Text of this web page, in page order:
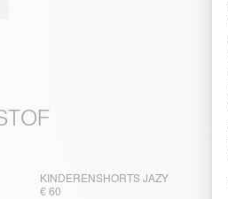
KINDERENSHORTS JAZY
€ 60